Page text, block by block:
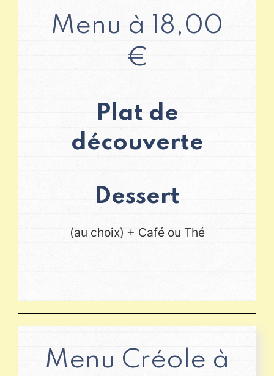
Menu à 18,00
€
Plat de
découverte
Dessert
(au choix) + Café ou Thé
Menu Créole à